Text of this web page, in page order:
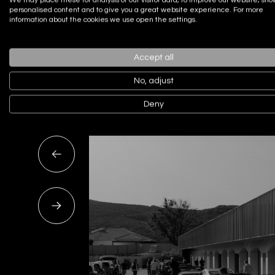
Noticias
personalised content and to give you a great website experience. For more
information about the cookies we use open the settings.
Accept all
No, adjust
Deny